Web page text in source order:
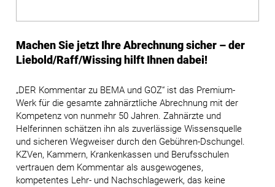
Machen Sie jetzt Ihre Abrechnung sicher – der
Liebold/Raff/Wissing hilft Ihnen dabei!
„DER Kommentar zu BEMA und GOZ“ ist das Premium-
Werk für die gesamte zahnärztliche Abrechnung mit der
Kompetenz von nunmehr 50 Jahren. Zahnärzte und
Helferinnen schätzen ihn als zuverlässige Wissensquelle
und sicheren Wegweiser durch den Gebühren-Dschungel.
KZVen, Kammern, Krankenkassen und Berufsschulen
vertrauen dem Kommentar als ausgewogenes,
kompetentes Lehr- und Nachschlagewerk, das keine